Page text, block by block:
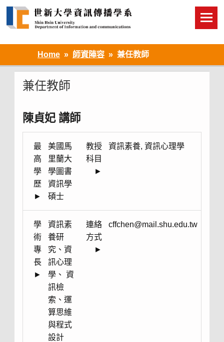
Home 師資陣容 兼任教師
兼任教師
陳貞妃 講師
最
高
學
歷
►
美國馬
里蘭大
學圖書
資訊學
碩士
教授
科目
►
資訊素養, 資訊心理學
學
術
專
長
►
資訊素
養研
究、資
訊心理
學、 資
訊檢
索、運
算思維
與程式
設計
連絡
方式
►
cffchen@mail.shu.edu.tw